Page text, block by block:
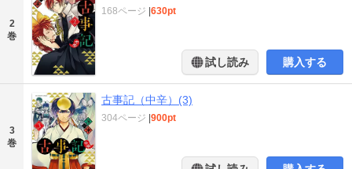
2
巻
168ページ 630pt
試し読み 購入する
3
巻
古事記（中辛）(3)
304ページ 900pt